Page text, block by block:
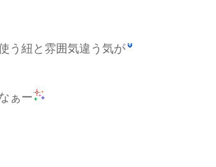
う紐と雰囲気違う気が
ぁー